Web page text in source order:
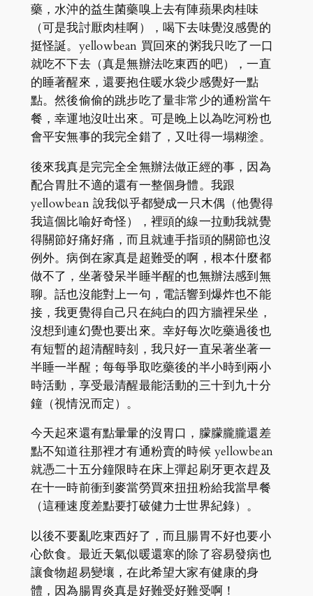
藥，水沖的益生菌藥嗅上去有陣蘋果肉桂味
（可是我討厭肉桂啊），喝下去味覺沒感覺的
挺怪誕。yellowbean 買回來的粥我只吃了一口
就吃不下去（真是無辦法吃東西的吧），一直
的睡著醒來，還要抱住暖水袋少感覺好一點
點。然後偷偷的跳步吃了量非常少的通粉當午
餐，幸運地沒吐出來。可是晚上以為吃河粉也
會平安無事的我完全錯了，又吐得一塌糊塗。
後來我真是完完全全無辦法做正經的事，因為
配合胃肚不適的還有一整個身體。我跟
yellowbean 說我似乎都變成一只木偶（他覺得
我這個比喻好奇怪），裡頭的線一拉動我就覺
得關節好痛好痛，而且就連手指頭的關節也沒
例外。病倒在家真是超難受的啊，根本什麼都
做不了，坐著發呆半睡半醒的也無辦法感到無
聊。話也沒能對上一句，電話響到爆炸也不能
接，我更覺得自己只在純白的四方牆裡呆坐，
沒想到連幻覺也要出來。幸好每次吃藥過後也
有短暫的超清醒時刻，我只好一直呆著坐著一
半睡一半醒；每每爭取吃藥後的半小時到兩小
時活動，享受最清醒最能活動的三十到九十分
鐘（視情況而定）。
今天起來還有點暈暈的沒胃口，朦朦朧朧還差
點不知道往那裡才有通粉賣的時候 yellowbean
就憑二十五分鐘限時在床上彈起刷牙更衣趕及
在十一時前衝到麥當勞買來扭扭粉給我當早餐
（這種速度差點要打破健力士世界紀錄）。
以後不要亂吃東西好了，而且腸胃不好也要小
心飲食。最近天氣似暖還寒的除了容易發病也
讓食物超易變壤，在此希望大家有健康的身
體，因為腸胃炎真是好難受好難受啊！